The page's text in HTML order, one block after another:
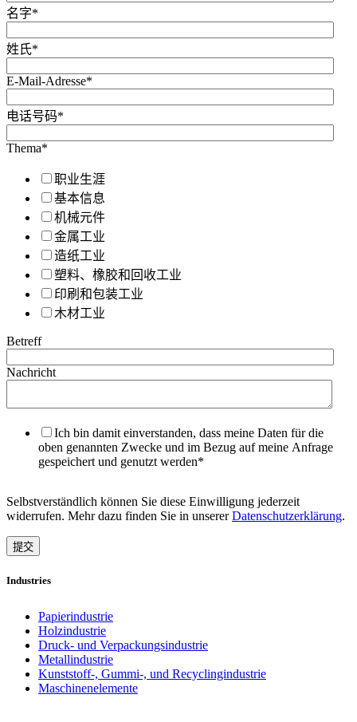
名字*
姓氏*
E-Mail-Adresse*
电话号码*
Thema*
职业生涯
基本信息
机械元件
金属工业
造纸工业
塑料、橡胶和回收工业
印刷和包装工业
木材工业
Betreff
Nachricht
Ich bin damit einverstanden, dass meine Daten für die
oben genannten Zwecke und im Bezug auf meine Anfrage
gespeichert und genutzt werden*
Selbstverständlich können Sie diese Einwilligung jederzeit
widerrufen. Mehr dazu finden Sie in unsererDatenschutzerklärung.
Industries
Papierindustrie
Holzindustrie
Druck- und Verpackungsindustrie
Metallindustrie
Kunststoff-, Gummi-, und Recyclingindustrie
Maschinenelemente